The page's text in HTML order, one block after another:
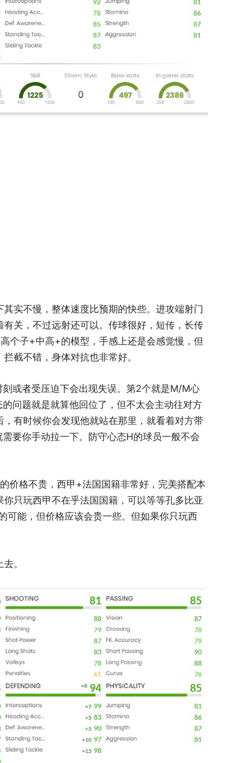
实不慢，整体速度比预期的快些。进攻端射门
关，不过远射还可以。传球很好，短传，长传
个子+中高+的模型，手感上还是会感觉慢，但
截不错，身体对抗也非常好。
或者受压迫下会出现失误。第2个就是M/M心
问题就是就算他回位了，但不太会主动往对方
有时候你会发现他就站在那里，就看着对方带
要你手动拉一下。防守心态H的球员一般不会
价格不贵，西甲+法国国籍非常好，完美搭配本
只玩西甲不在乎法国国籍，可以等等孔多比亚
能，但价格应该会贵一些。但如果你只玩西
。